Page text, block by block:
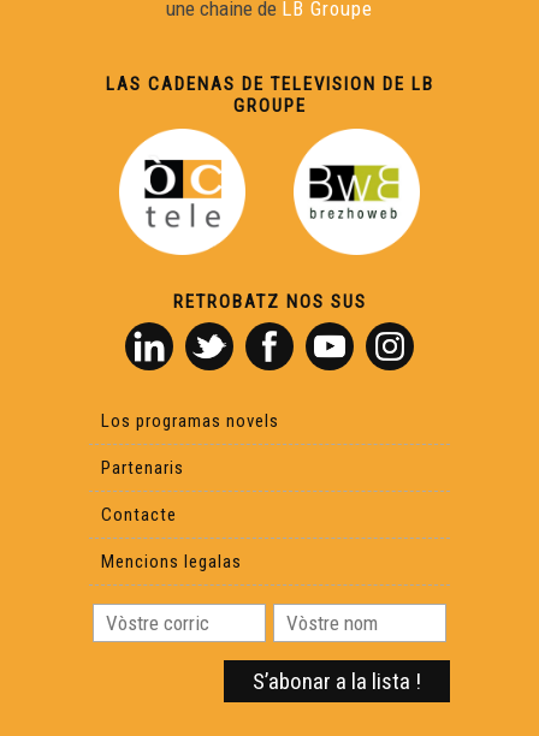
une chaine de LB Groupe
LAS CADENAS DE TELEVISION DE LB
GROUPE
RETROBATZ NOS SUS
Los programas novels
Partenaris
Contacte
Mencions legalas